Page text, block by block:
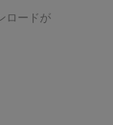
ロードが